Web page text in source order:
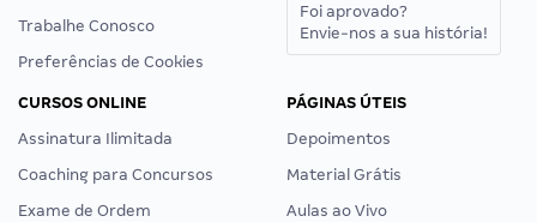
Trabalhe Conosco
Preferências de Cookies
Foi aprovado?
Envie-nos a sua história!
CURSOS ONLINE
Assinatura Ilimitada
Coaching para Concursos
Exame de Ordem
PÁGINAS ÚTEIS
Depoimentos
Material Grátis
Aulas ao Vivo